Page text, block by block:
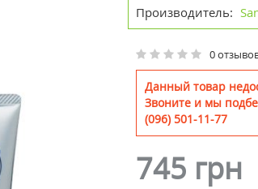
Производитель:
0
Данный товар
Звоните и мы
(096) 501-11-77
745 грн